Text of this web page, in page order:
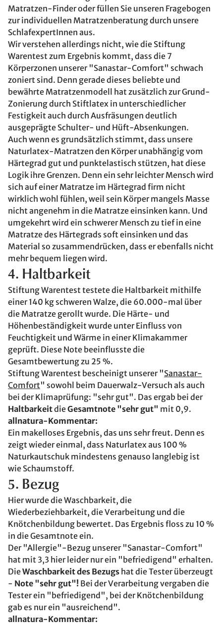
Matratzen-Finder oder füllen Sie unseren Fragebogen
zur individuellen Matratzenberatung durch unsere
SchlafexpertInnen aus.
Wir verstehen allerdings nicht, wie die Stiftung
Warentest zum Ergebnis kommt, dass die 7
Körperzonen unserer "Sanastar-Comfort" schwach
zoniert sind. Denn gerade dieses beliebte und
bewährte Matratzenmodell hat zusätzlich zur Grund-
Zonierung durch Stiftlatex in unterschiedlicher
Festigkeit auch durch Ausfräsungen deutlich
ausgeprägte Schulter- und Hüft-Absenkungen.
Auch wenn es grundsätzlich stimmt, dass unsere
Naturlatex-Matratzen den Körper unabhängig vom
Härtegrad gut und punktelastisch stützen, hat diese
Logik ihre Grenzen. Denn ein sehr leichter Mensch wird
sich auf einer Matratze im Härtegrad firm nicht
wirklich wohl fühlen, weil sein Körper mangels Masse
nicht angenehm in die Matratze einsinken kann. Und
umgekehrt wird ein schwerer Mensch zu tief in eine
Matratze des Härtegrads soft einsinken und das
Material so zusammendrücken, dass er ebenfalls nicht
mehr bequem liegen wird.
4. Haltbarkeit
Stiftung Warentest testete die Haltbarkeit mithilfe
einer 140 kg schweren Walze, die 60.000-mal über
die Matratze gerollt wurde. Die Härte- und
Höhenbeständigkeit wurde unter Einfluss von
Feuchtigkeit und Wärme in einer Klimakammer
geprüft. Diese Note beeinflusste die
Gesamtbewertung zu 25 %.
Stiftung Warentest bescheinigt unserer "Sanastar-
Comfort" sowohl beim Dauerwalz-Versuch als auch
bei der Klimaprüfung: "sehr gut". Das ergab bei der
HaltbarkeitdieGesamtnote "sehr gut" mit 0,9.
allnatura-Kommentar:
Ein makelloses Ergebnis, das uns sehr freut. Denn es
zeigt wieder einmal, dass Naturlatex aus 100 %
Naturkautschuk mindestens genauso langlebig ist
wie Schaumstoff.
5. Bezug
Hier wurde die Waschbarkeit, die
Wiederbeziehbarkeit, die Verarbeitung und die
Knötchenbildung bewertet. Das Ergebnis floss zu 10 %
in die Gesamtnote ein.
Der "Allergie"-Bezug unserer "Sanastar-Comfort"
hat mit 3,3 hier leider nur ein "befriedigend" erhalten.
DieWaschbarkeit des Bezugs hat die Tester überzeugt
- Note "sehr gut"! Bei der Verarbeitung vergaben die
Tester ein "befriedigend", bei der Knötchenbildung
gab es nur ein "ausreichend".
allnatura-Kommentar: